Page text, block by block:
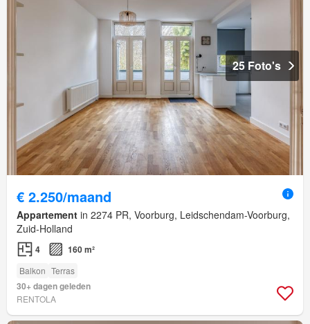
25 Foto's
€ 2.250/maand
Appartement in 2274 PR, Voorburg, Leidschendam-Voorburg,
Zuid-Holland
4 160 m²
Balkon Terras
30+ dagen geleden
RENTOLA